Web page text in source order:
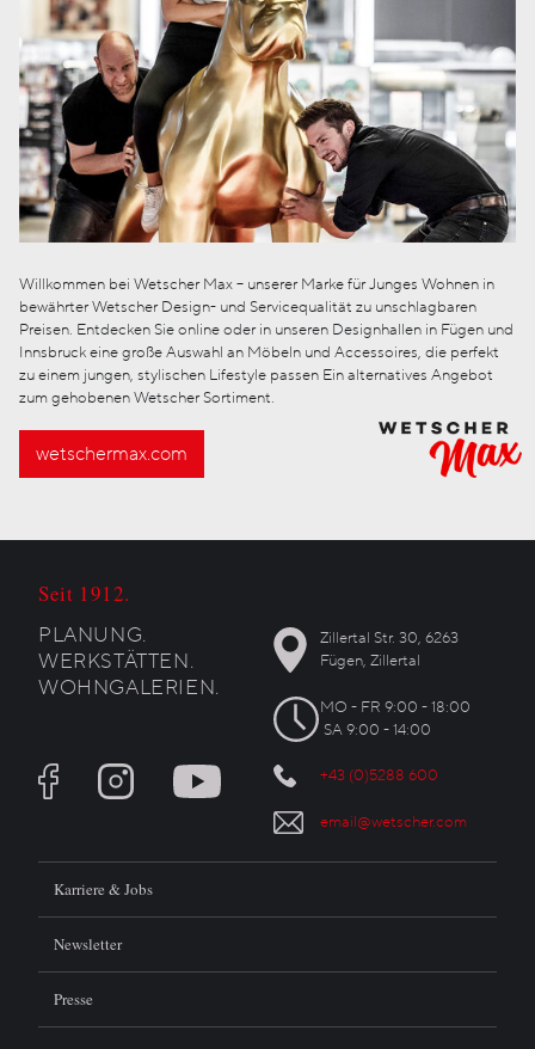
Willkommen bei Wetscher Max – unserer Marke für Junges Wohnen in
bewährter Wetscher Design- und Servicequalität zu unschlagbaren
Preisen. Entdecken Sie online oder in unseren Designhallen in Fügen und
Innsbruck eine große Auswahl an Möbeln und Accessoires, die perfekt
zu einem jungen, stylischen Lifestyle passen Ein alternatives Angebot
zum gehobenen Wetscher Sortiment.
wetschermax.com
Seit 1912.
PLANUNG.
WERKSTÄTTEN.
WOHNGALERIEN.
Zillertal Str. 30, 6263
Fügen, Zillertal
MO - FR 9:00 - 18:00
SA 9:00 - 14:00
+43 (0)5288 600
email@wetscher.com
Karriere & Jobs
Newsletter
Presse